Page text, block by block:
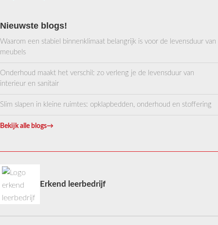
Nieuwste blogs!
Waarom een stabiel binnenklimaat belangrijk is voor de levensduur van
meubels
Onderhoud maakt het verschil: zo verleng je de levensduur van
interieur en sanitair
Slim slapen in kleine ruimtes: opklapbedden, onderhoud en stoffering
Bekijk alle blogs→
Erkend leerbedrijf